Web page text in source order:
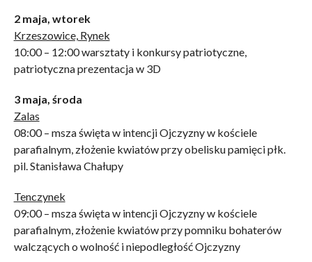
2 maja, wtorek
Krzeszowice, Rynek
10:00 – 12:00 warsztaty i konkursy patriotyczne,
patriotyczna prezentacja w 3D
3 maja, środa
Zalas
08:00 – msza święta w intencji Ojczyzny w kościele
parafialnym, złożenie kwiatów przy obelisku pamięci płk.
pil. Stanisława Chałupy
Tenczynek
09:00 – msza święta w intencji Ojczyzny w kościele
parafialnym, złożenie kwiatów przy pomniku bohaterów
walczących o wolność i niepodległość Ojczyzny